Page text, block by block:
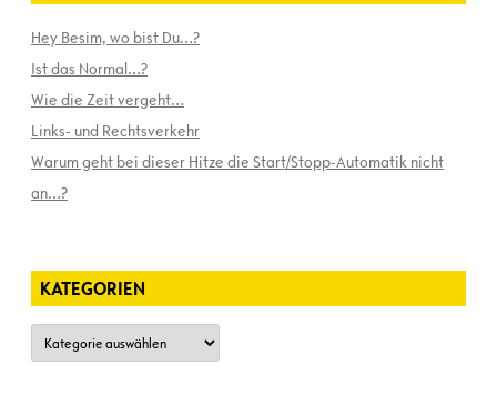
Hey Besim, wo bist Du…?
Ist das Normal…?
Wie die Zeit vergeht…
Links- und Rechtsverkehr
Warum geht bei dieser Hitze die Start/Stopp-Automatik nicht
an…?
KATEGORIEN
Kategorien